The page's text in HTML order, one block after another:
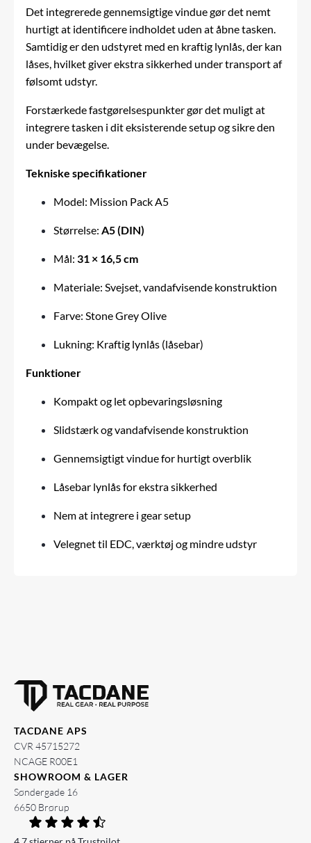
Det integrerede gennemsigtige vindue gør det nemt
hurtigt at identificere indholdet uden at åbne tasken.
Samtidig er den udstyret med en kraftig lynlås, der kan
låses, hvilket giver ekstra sikkerhed under transport af
følsomt udstyr.
Forstærkede fastgørelsespunkter gør det muligt at
integrere tasken i dit eksisterende setup og sikre den
under bevægelse.
Tekniske specifikationer
Model: Mission Pack A5
Størrelse:A5 (DIN)
Mål:31 × 16,5 cm
Materiale: Svejset, vandafvisende konstruktion
Farve: Stone Grey Olive
Lukning: Kraftig lynlås (låsebar)
Funktioner
Kompakt og let opbevaringsløsning
Slidstærk og vandafvisende konstruktion
Gennemsigtigt vindue for hurtigt overblik
Låsebar lynlås for ekstra sikkerhed
Nem at integrere i gear setup
Velegnet til EDC, værktøj og mindre udstyr
TACDANE APS
CVR 45715272
NCAGE R00E1
SHOWROOM & LAGER
Søndergade 16
6650 Brørup